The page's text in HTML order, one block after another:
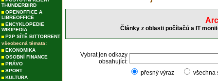
THUNDERBIRD
OPENOFFICE A
LIBREOFFICE
ENCYKLOPEDIE
WIKIPEDIA
P2P SÍTĚ BITTORRENT
všeobecná témata:
EKONOMIKA
OSOBNÍ FINANCE
PRÁVO
SPORT
KULTURA
Články z oblasti počítačů a IT
Vybrat jen odkazy
obsahující:
přesný výraz